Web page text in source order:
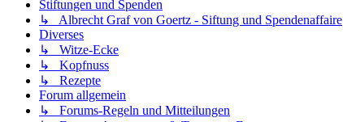
Stiftungen und Spenden
↳ Albrecht Graf von Goertz - Siftung und Spendenaffaire
Diverses
↳ Witze-Ecke
↳ Kopfnuss
↳ Rezepte
Forum allgemein
↳ Forums-Regeln und Mitteilungen